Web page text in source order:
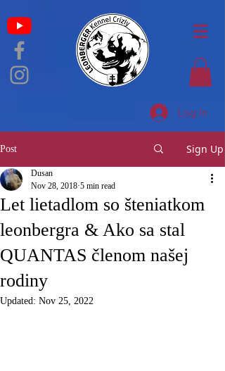
Log In
Post Sign Up
Let lietadlom so šteniatkom
leonbergra & Ako sa stal
QUANTAS členom našej
rodiny
Dusan
Nov 28, 2018 5 min read
Updated: Nov 25, 2022